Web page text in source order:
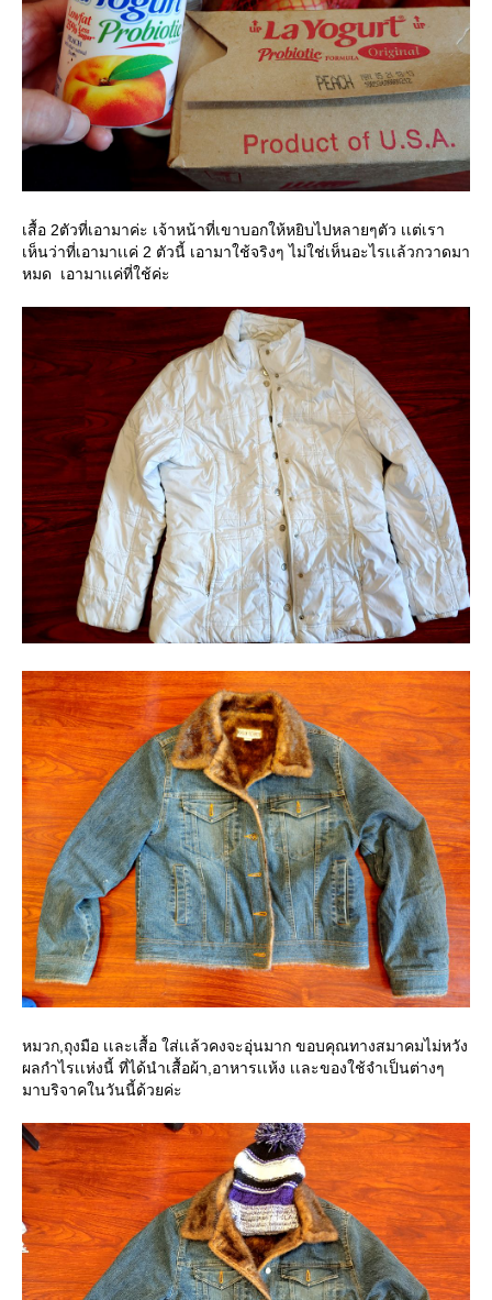
เสื้อ 2ตัวที่เอามาค่ะ เจ้าหน้าที่เขาบอกให้หยิบไปหลายๆตัว เเต่เรา
เห็นว่าที่เอามาเเค่ 2 ตัวนี้ เอามาใช้จริงๆ ไม่ใช่เห็นอะไรเเล้วกวาดมา
หมด เอามาเเค่ที่ใช้ค่ะ
หมวก,ถุงมือ เเละเสื้อ ใส่เเล้วคงจะอุ่นมาก ขอบคุณทางสมาคมไม่หวัง
ผลกำไรเเห่งนี้ ที่ได้นำเสื้อผ้า,อาหารเเห้ง เเละของใช้จำเป็นต่างๆ
มาบริจาคในวันนี้ด้วยค่ะ